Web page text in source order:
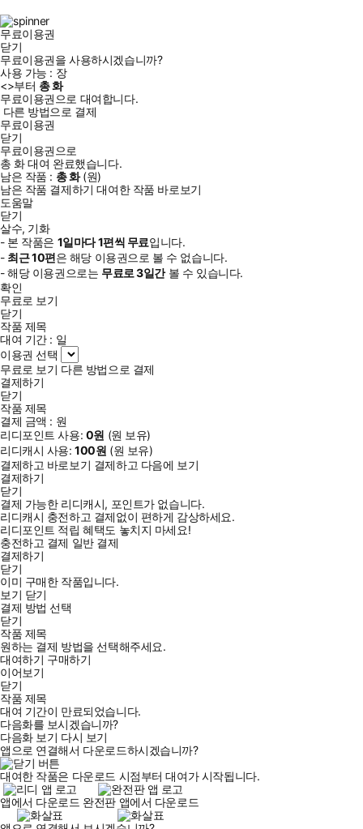
무료이용권
닫기
무료이용권을 사용하시겠습니까?
사용 가능 : 장
<>부터 총화
무료이용권으로 대여합니다.
다른 방법으로 결제
무료이용권
닫기
무료이용권으로
총 화대여 완료했습니다.
남은 작품 : 총화(원)
남은 작품 결제하기 대여한 작품 바로보기
도움말
닫기
살수, 기화
- 본 작품은 1일마다1편씩 무료입니다.
- 최근10편은 해당 이용권으로 볼 수 없습니다.
- 해당 이용권으로는 무료로3일간볼 수 있습니다.
확인
무료로 보기
닫기
작품 제목
대여 기간 : 일
이용권 선택
무료로 보기 다른 방법으로 결제
결제하기
닫기
작품 제목
결제 금액 : 원
리디포인트 사용: 0원 (원 보유)
리디캐시 사용:100원 (원 보유)
결제하고 바로보기 결제하고 다음에 보기
결제하기
닫기
결제 가능한 리디캐시, 포인트가 없습니다.
리디캐시 충전하고 결제없이 편하게 감상하세요.
리디포인트 적립 혜택도 놓치지 마세요!
충전하고 결제 일반 결제
결제하기
닫기
이미 구매한 작품입니다.
보기 닫기
결제 방법 선택
닫기
작품 제목
원하는 결제 방법을 선택해주세요.
대여하기 구매하기
이어보기
닫기
작품 제목
대여 기간이 만료되었습니다.
다음화를 보시겠습니까?
다음화 보기 다시 보기
앱으로 연결해서 다운로드하시겠습니까?
대여한 작품은 다운로드 시점부터 대여가 시작됩니다.
앱에서 다운로드 완전판 앱에서 다운로드